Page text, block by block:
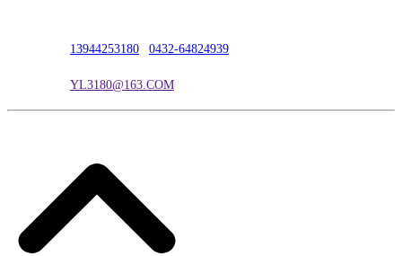
13944253180 0432-64824939
YL3180@163.COM